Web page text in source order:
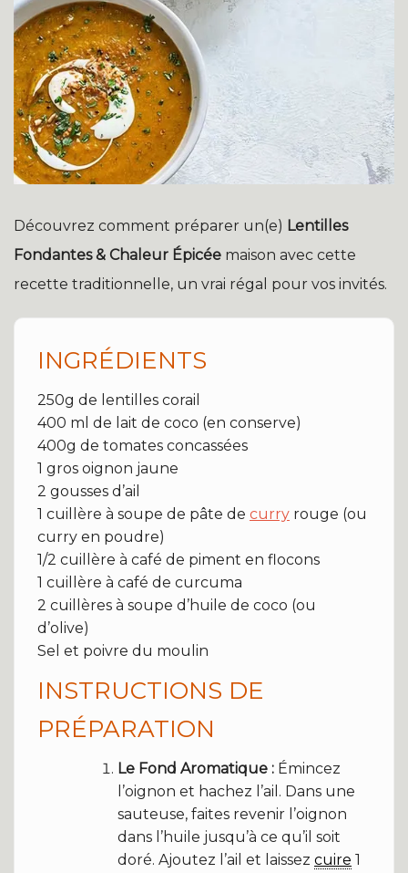
Découvrez comment préparer un(e) Lentilles
Fondantes & Chaleur Épicée maison avec cette
recette traditionnelle, un vrai régal pour vos invités.
INGRÉDIENTS
250g de lentilles corail
400 ml de lait de coco (en conserve)
400g de tomates concassées
1 gros oignon jaune
2 gousses d’ail
1 cuillère à soupe de pâte de curry rouge (ou
curry en poudre)
1/2 cuillère à café de piment en flocons
1 cuillère à café de curcuma
2 cuillères à soupe d’huile de coco (ou
d’olive)
Sel et poivre du moulin
INSTRUCTIONS DE
PRÉPARATION
Le Fond Aromatique : Émincez
l’oignon et hachez l’ail. Dans une
sauteuse, faites revenir l’oignon
dans l’huile jusqu’à ce qu’il soit
doré. Ajoutez l’ail et laissez cuire 1